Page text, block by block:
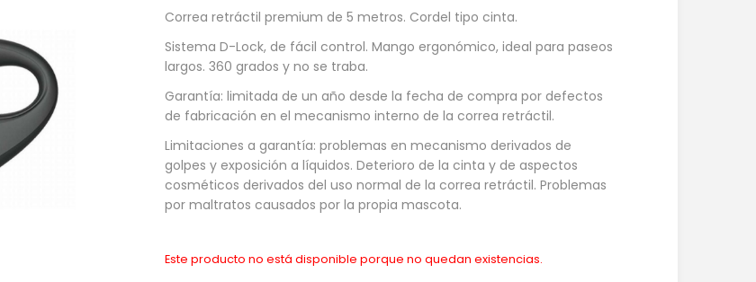
Correa retráctil premium de 5 metros. Cordel tipo cinta.
Sistema D-Lock, de fácil control. Mango ergonómico, ideal para paseos
largos. 360 grados y no se traba.
Garantía: limitada de un año desde la fecha de compra por defectos
de fabricación en el mecanismo interno de la correa retráctil.
Limitaciones a garantía: problemas en mecanismo derivados de
golpes y exposición a líquidos. Deterioro de la cinta y de aspectos
cosméticos derivados del uso normal de la correa retráctil. Problemas
por maltratos causados por la propia mascota.
Este producto no está disponible porque no quedan existencias.